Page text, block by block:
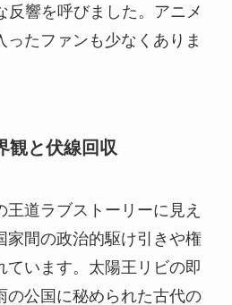
反響を呼びました。アニメ
ったファンも少なくありま
観と伏線回収
道ラブストーリーに見え
家間の政治的駆け引きや権
ています。太陽王リビの即
の公国に秘められた古代の